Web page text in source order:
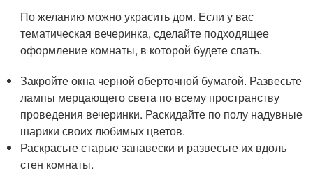
По желанию можно украсить дом. Если у вас
тематическая вечеринка, сделайте подходящее
оформление комнаты, в которой будете спать.
Закройте окна черной оберточной бумагой. Развесьте
лампы мерцающего света по всему пространству
проведения вечеринки. Раскидайте по полу надувные
шарики своих любимых цветов.
Раскрасьте старые занавески и развесьте их вдоль
стен комнаты.